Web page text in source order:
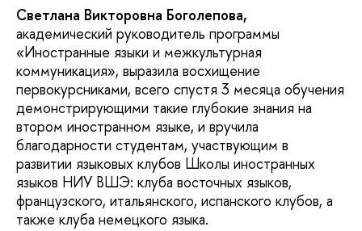
Светлана Викторовна Боголепова,
академический руководитель программы
«Иностранные языки и межкультурная
коммуникация», выразила восхищение
первокурсниками, всего спустя 3 месяца обучения
демонстрирующими такие глубокие знания на
втором иностранном языке, и вручила
благодарности студентам, участвующим в
развитии языковых клубов Школы иностранных
языков НИУ ВШЭ: клуба восточных языков,
французского, итальянского, испанского клубов, а
также клуба немецкого языка.